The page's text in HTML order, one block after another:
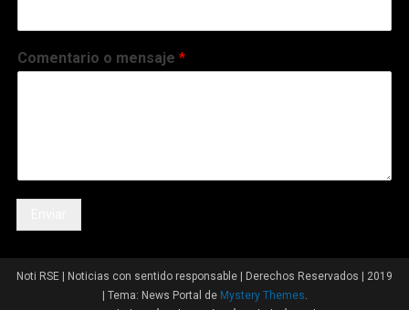
Comentario o mensaje*
Noti RSE | Noticias con sentido responsable | Derechos Reservados | 2019
| Tema: News Portal de Mystery Themes